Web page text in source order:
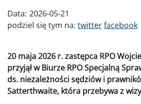
Data: 2026-05-21
podziel się tym na: twitterfacebook
20 maja 2026 r. zastępca RPO
przyjął w Biurze RPO Specjalną
ds. niezależności sędziów i
Satterthwaite, która przebywa z